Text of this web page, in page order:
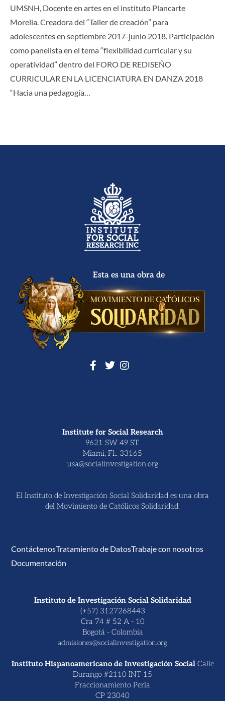
UMSNH, Docente en artes en el instituto Plancarte
Morelia. Creadora del “Taller de creación” para
adolescentes en septiembre 2017-junio 2018. Participación
como panelista en el tema “flexibilidad curricular y su
operatividad” dentro del FORO DE REDISEÑO
CURRICULAR EN LA LICENCIATURA EN DANZA 2018
“Hacia una pedagogía…
Esta es una obra de
Institute for Social Research
9621 SW 49 ST.
Miami, Fl.. 33165
usa@socialinvestigation.org
El Instituto de Investigación Social Solidaridad es una obra
del Movimiento de Católicos Solidaridad.
ContáctenosTratamiento de DatosTrabaje con nosotros
Documentación
Instituto de Investigación Social Solidaridad
(+57) 3127268443
Cra 74 # 52 A - 10
Bogotá - Colombia
admisiones@socialinvestigation.org
Instituto Hispanoamericano de Investigación Social Calle
Durango #2110 INT 15
Fraccionamiento Perla
CP 23040